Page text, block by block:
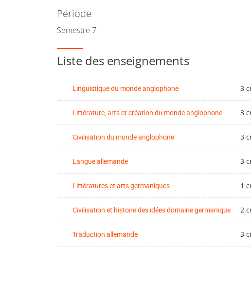
Période
Semestre 7
Liste des enseignements
Linguistique du monde anglophone 3
Littérature, arts et création du monde anglophone 3
Civilisation du monde anglophone 3
Langue allemande 3
Littératures et arts germaniques 1
Civilisation et histoire des idées domaine germanique 2
Traduction allemande 3